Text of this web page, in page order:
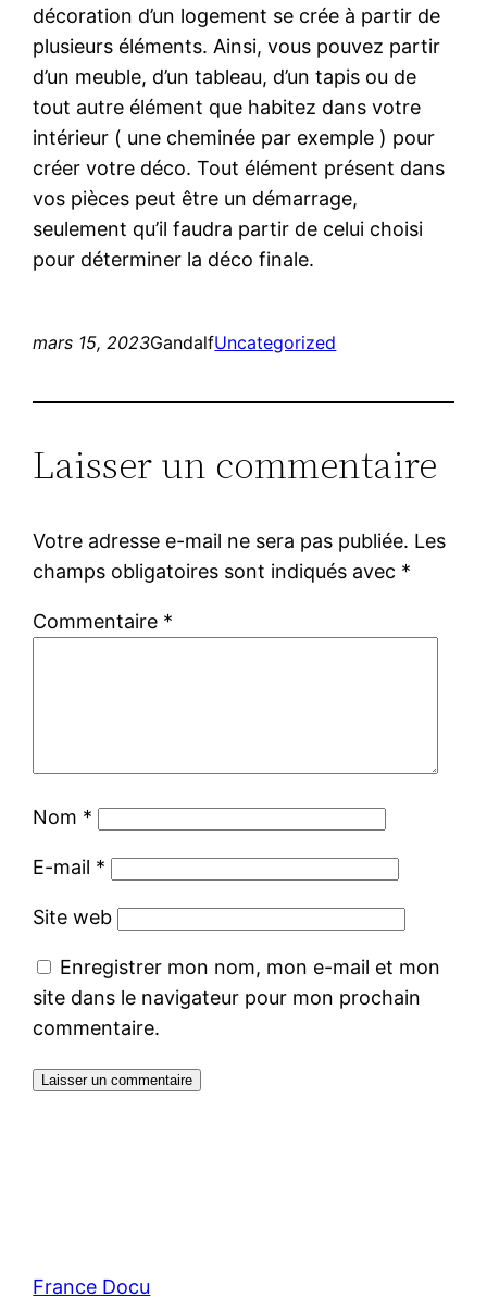
décoration d’un logement se crée à partir de
plusieurs éléments. Ainsi, vous pouvez partir
d’un meuble, d’un tableau, d’un tapis ou de
tout autre élément que habitez dans votre
intérieur ( une cheminée par exemple ) pour
créer votre déco. Tout élément présent dans
vos pièces peut être un démarrage,
seulement qu’il faudra partir de celui choisi
pour déterminer la déco finale.
mars 15, 2023GandalfUncategorized
Laisser un commentaire
Votre adresse e-mail ne sera pas publiée. Les
champs obligatoires sont indiqués avec *
Commentaire *
Nom *
E-mail *
Site web
Enregistrer mon nom, mon e-mail et mon
site dans le navigateur pour mon prochain
commentaire.
France Docu